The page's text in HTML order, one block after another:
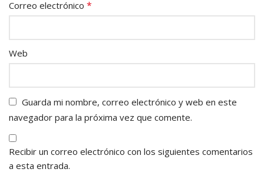
Correo electrónico *
Web
Guarda mi nombre, correo electrónico y web en este
navegador para la próxima vez que comente.
Recibir un correo electrónico con los siguientes comentarios
a esta entrada.